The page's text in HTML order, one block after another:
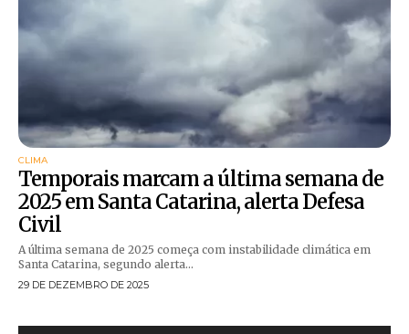
CLIMA
Temporais marcam a última semana de
2025 em Santa Catarina, alerta Defesa
Civil
A última semana de 2025 começa com instabilidade climática em
Santa Catarina, segundo alerta...
29 DE DEZEMBRO DE 2025